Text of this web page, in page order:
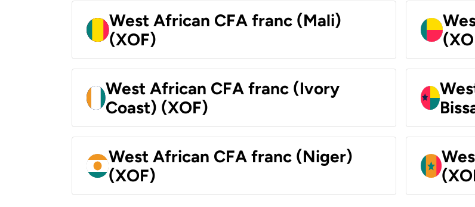
West African CFA franc (Mali)
(XOF)
West African CFA franc (Ivory
Coast) (XOF)
West African CFA franc (Niger)
(XOF)